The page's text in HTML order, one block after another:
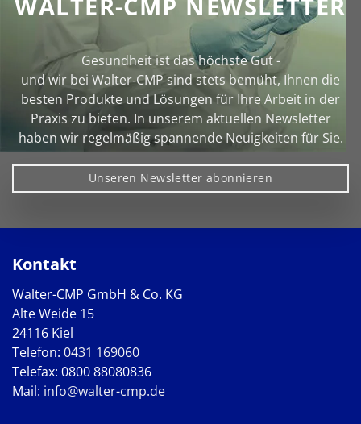
WALTER-CMP NEWSLETTER
Gesundheit ist das höchste Gut -
und wir bei Walter‑CMP sind stets bemüht, Ihnen die
besten Produkte und Lösungen für Ihre Arbeit in der
Praxis zu bieten. In unserem aktuellen Newsletter
haben wir regelmäßig spannende Neuigkeiten für Sie.
Unseren Newsletter abonnieren
Kontakt
Walter-CMP GmbH & Co. KG
Alte Weide 15
24116 Kiel
Telefon: 0431 169060
Telefax: 0800 88080836
Mail: info@walter-cmp.de